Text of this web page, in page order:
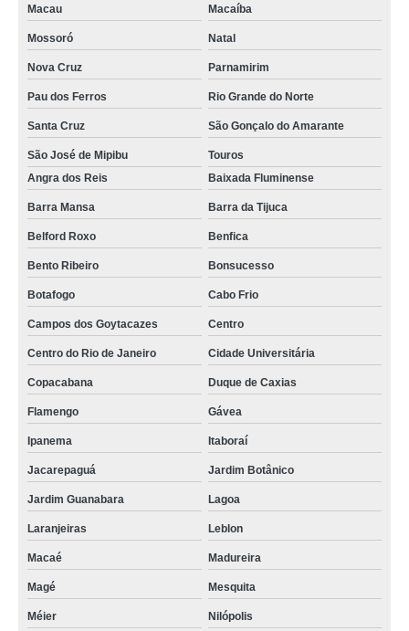
Macau Macaíba
Mossoró Natal
Nova Cruz Parnamirim
Pau dos Ferros Rio Grande do Norte
Santa Cruz São Gonçalo do Amarante
São José de Mipibu
Touros
Angra dos Reis
Baixada Fluminense
Barra Mansa Barra da Tijuca
Belford Roxo Benfica
Bento Ribeiro Bonsucesso
Botafogo Cabo Frio
Campos dos Goytacazes Centro
Centro do Rio de Janeiro Cidade Universitária
Copacabana Duque de Caxias
Flamengo Gávea
Ipanema Itaboraí
Jacarepaguá Jardim Botânico
Jardim Guanabara Lagoa
Laranjeiras Leblon
Macaé Madureira
Magé Mesquita
Méier Nilópolis